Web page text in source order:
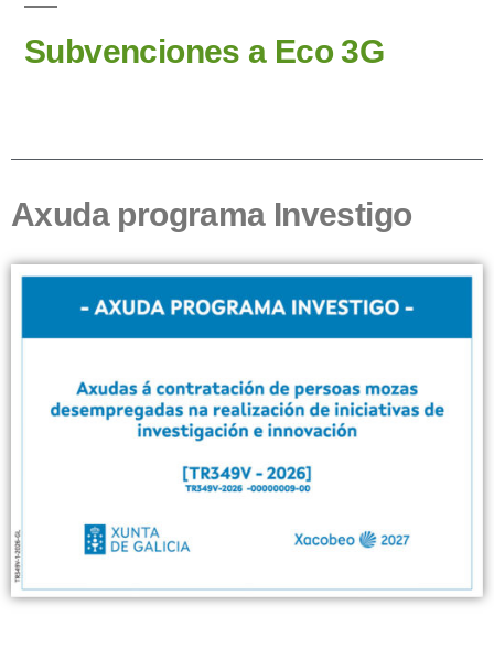
Subvenciones a Eco 3G
Axuda programa Investigo